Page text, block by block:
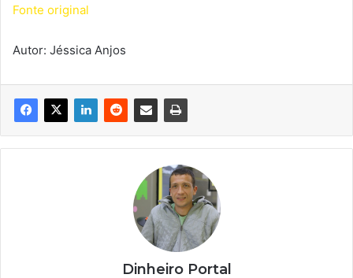
Fonte original
Autor: Jéssica Anjos
Dinheiro Portal